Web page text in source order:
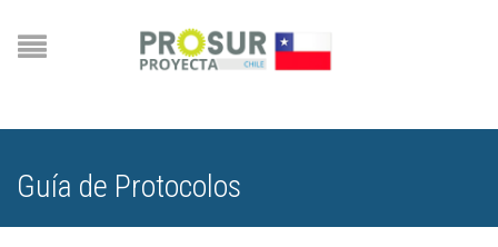
Guía de Protocolos